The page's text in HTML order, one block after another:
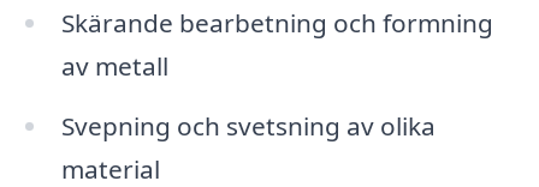
Skärande bearbetning och formning
av metall
Svepning och svetsning av olika
material